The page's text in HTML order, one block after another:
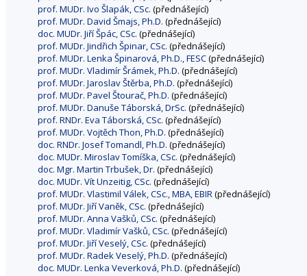
prof. MUDr. Ivo Šlapák, CSc. (přednášející)
prof. MUDr. David Šmajs, Ph.D. (přednášející)
doc. MUDr. Jiří Špác, CSc. (přednášející)
prof. MUDr. Jindřich Špinar, CSc. (přednášející)
prof. MUDr. Lenka Špinarová, Ph.D., FESC(přednášející)
prof. MUDr. Vladimír Šrámek, Ph.D. (přednášející)
prof. MUDr. Jaroslav Štěrba, Ph.D. (přednášející)
prof. MUDr. Pavel Štourač, Ph.D. (přednášející)
prof. MUDr. Danuše Táborská, DrSc. (přednášející)
prof. RNDr. Eva Táborská, CSc. (přednášející)
prof. MUDr. Vojtěch Thon, Ph.D. (přednášející)
doc. RNDr. Josef Tomandl, Ph.D. (přednášející)
doc. MUDr. Miroslav Tomíška, CSc. (přednášející)
doc. Mgr. Martin Trbušek, Dr. (přednášející)
doc. MUDr. Vít Unzeitig, CSc. (přednášející)
prof. MUDr. Vlastimil Válek, CSc., MBA, EBIR(přednášející)
prof. MUDr. Jiří Vaněk, CSc. (přednášející)
prof. MUDr. Anna Vašků, CSc. (přednášející)
prof. MUDr. Vladimír Vašků, CSc. (přednášející)
prof. MUDr. Jiří Veselý, CSc. (přednášející)
prof. MUDr. Radek Veselý, Ph.D. (přednášející)
doc. MUDr. Lenka Veverková, Ph.D. (přednášející)